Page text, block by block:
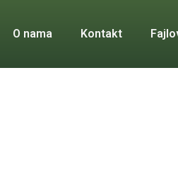
O nama Kontakt